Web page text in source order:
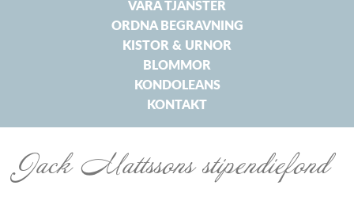
e
B
VÅRA TJÄNSTER
ORDNA BEGRAVNING
KISTOR & URNOR
BLOMMOR
KONDOLEANS
KONTAKT
Jack Mattssons stipendiefond